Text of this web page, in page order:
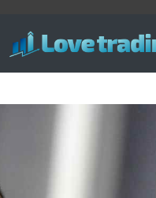
contenuto